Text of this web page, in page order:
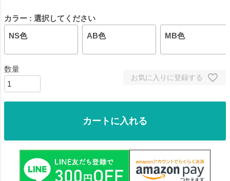
カラー
選択してください
NS色
AB色 MB色
お気に入りに登録する
カートに入れる